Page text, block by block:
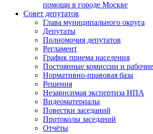
помощи в городе Москве
Совет депутатов
Глава муниципального округа
Депутаты
Полномочия депутатов
Регламент
График приема населения
Постоянные комиссии и
Нормативно-правовая база
Решения
Независимая экспертиза НПА
Видеоматериалы
Повестки заседаний
Протоколы заседаний
Отчёты